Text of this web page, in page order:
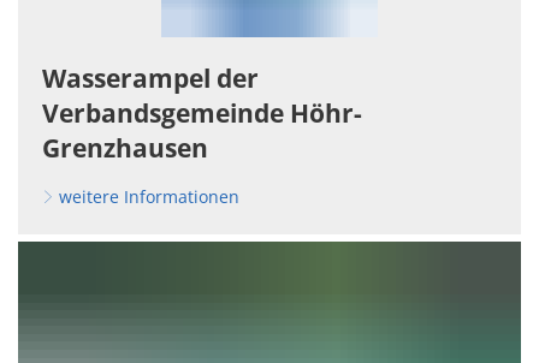
Wasserampel der
Verbandsgemeinde Höhr-
Grenzhausen
weitere Informationen